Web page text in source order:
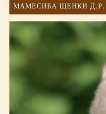
МАМЕСИБА ЩЕНКИ Д.Р.